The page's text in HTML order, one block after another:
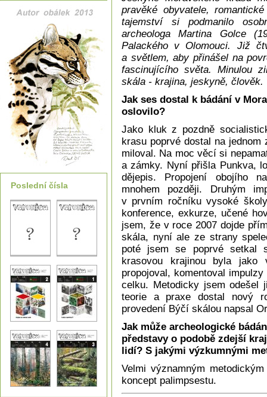
Poslední čísla
pravěké obyvatele,
tajemství si podmanilo
archeologa Martina Golce
Palackého v Olomouci. Již
a světlem, aby přinášel na
fascinujícího světa. Minulou
skála - krajina, jeskyně, člověk.
Jak ses dostal k bádání v
oslovilo?
Jako kluk z pozdně
krasu poprvé dostal na
miloval. Na moc věcí si
a zámky. Nyní přišla Punkva,
dějepis. Propojení obojího
mnohem později. Druhým
v prvním ročníku vysoké
konference, exkurze, učené
jsem, že v roce 2007 dojde
skála, nyní ale ze strany
poté jsem se poprvé setkal
krasovou krajinou byla jako
propojoval, komentoval
celku. Metodicky jsem odešel
teorie a praxe dostal nový
provedení Býčí skálou napsal
Jak může archeologické
představy o podobě zdejší
lidí? S jakými výzkumnými
Velmi významným
koncept palimpsestu.